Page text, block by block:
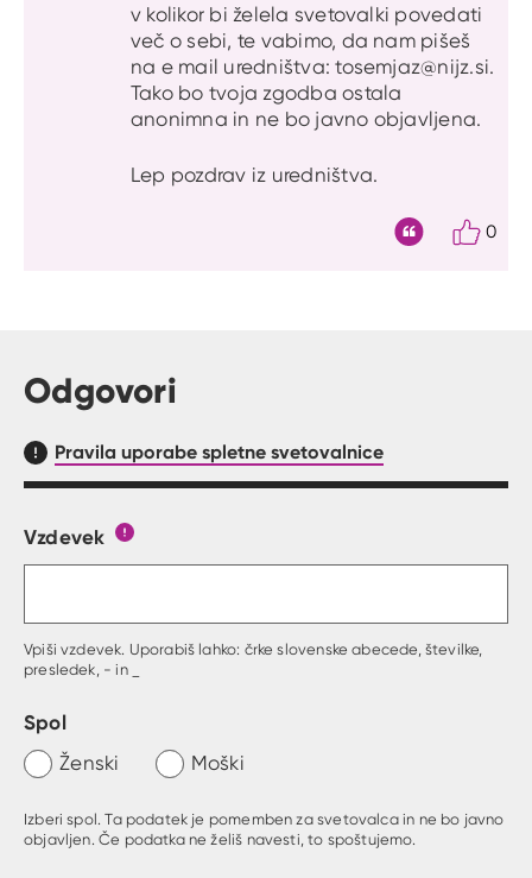
v kolikor bi želela svetovalki povedati
več o sebi, te vabimo, da nam pišeš
na e mail uredništva: tosemjaz@nijz.si.
Tako bo tvoja zgodba ostala
anonimna in ne bo javno objavljena.
Lep pozdrav iz uredništva.
0
Odgovori
Pravila uporabe spletne svetovalnice
Obrazec, kjer lahko zastaviš vprašanje
Vzdevek
Vpiši vzdevek. Uporabiš lahko: črke slovenske abecede, številke,
presledek, - in _
Spol
Ženski Moški
Izberi spol. Ta podatek je pomemben za svetovalca in ne bo javno
objavljen. Če podatka ne želiš navesti, to spoštujemo.